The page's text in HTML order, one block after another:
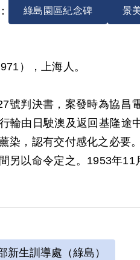
綠島園區紀念碑 景
），上海人。
號判決書，案發時為協昌
輪由日駛澳及返回基隆途
染，認有交付感化之必要
另以命令定之。1953年11
事，然其思想難免不受匪
會公告撤銷判決處分。
新生訓導處（綠島）